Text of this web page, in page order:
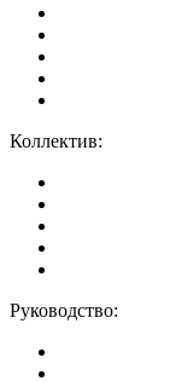
Коллектив:
Руководство: